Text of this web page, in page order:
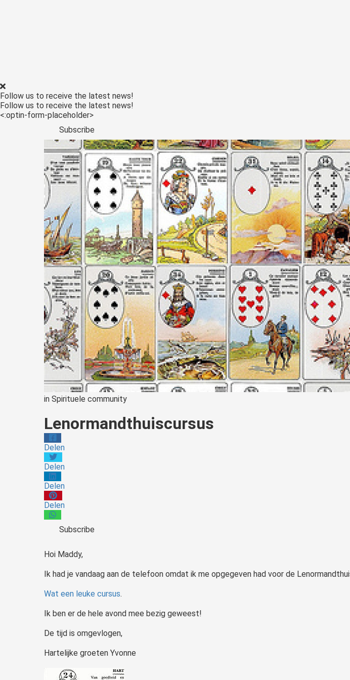
Follow us to receive the latest news!
Follow us to receive the latest news!
<:optin-form-placeholder>
Subscribe
in Spirituele community
Lenormandthuiscursus
Delen
Delen
Delen
Delen
Subscribe
Hoi Maddy,
Ik had je vandaag aan de telefoon omdat ik me opgegeven had voor de
Wat een leuke cursus.
Ik ben er de hele avond mee bezig geweest!
De tijd is omgevlogen,
Hartelijke groeten Yvonne